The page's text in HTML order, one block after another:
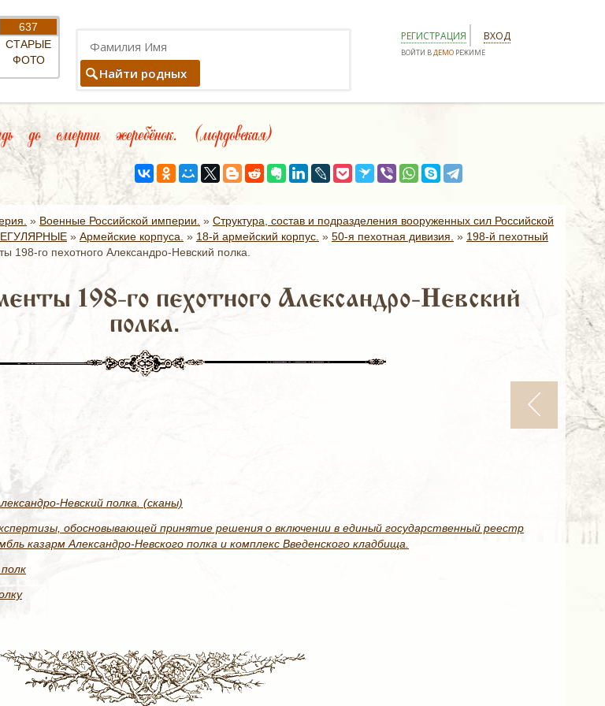
637
СТАРЫЕ
ФОТО
Найти родных
РЕГИСТРАЦИЯ ВХОД
ВОЙТИ ВДЕМО РЕЖИМЕ
до смерти жеребёнок. (мордовская)
» Военные Российской империи. » Структура, состав и подразделения вооруженных сил Российской
» Армейские корпуса. » 18-й армейский корпус. » 50-я пехотная дивизия. » 198-й пехотный
198-го пехотного Александро-Невский полка.
198-го пехотного Александро-Невский
полка.
Невский полка. (сканы)
обосновывающей принятие решения о включении в единый государственный реестр
казарм Александро-Невского полка и комплекс Введенского кладбища.